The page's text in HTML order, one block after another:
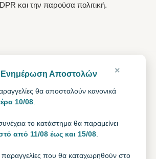
και την παρούσα πολιτική.
BAGGY
moments. Better days. A relaxed, cool way
BUSINESS ΕΕ
×
Ενημέρωση Αποστολών
θα αποσταλούν κανονικά
10/08
το κατάστημα θα παραμείνει
από 11/08 έως και 15/08
παραγγελίες που θα καταχωρηθούν στο